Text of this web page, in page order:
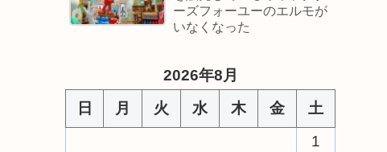
ーズフォーユーのエルモが
いなくなった
2026年8月
日
月 火 水 木 金
土
1